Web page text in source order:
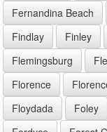
Fernandina Beach
Findlay
Finley
Flemingsburg
Florence
Floydada
Foley